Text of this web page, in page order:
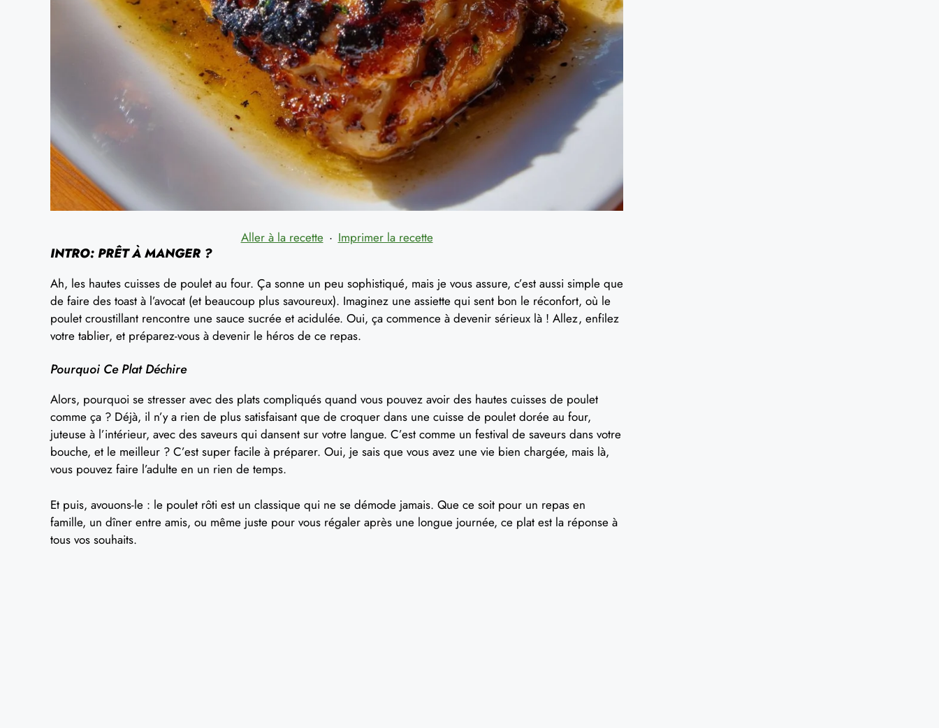
Aller à la recette · Imprimer la recette
INTRO: PRÊT À MANGER ?
Ah, les hautes cuisses de poulet au four. Ça sonne un peu sophistiqué, mais je vous assure, c’est aussi simple que
de faire des toast à l’avocat (et beaucoup plus savoureux). Imaginez une assiette qui sent bon le réconfort, où le
poulet croustillant rencontre une sauce sucrée et acidulée. Oui, ça commence à devenir sérieux là ! Allez, enfilez
votre tablier, et préparez-vous à devenir le héros de ce repas.
Pourquoi Ce Plat Déchire
Alors, pourquoi se stresser avec des plats compliqués quand vous pouvez avoir des hautes cuisses de poulet
comme ça ? Déjà, il n’y a rien de plus satisfaisant que de croquer dans une cuisse de poulet dorée au four,
juteuse à l’intérieur, avec des saveurs qui dansent sur votre langue. C’est comme un festival de saveurs dans votre
bouche, et le meilleur ? C’est super facile à préparer. Oui, je sais que vous avez une vie bien chargée, mais là,
vous pouvez faire l’adulte en un rien de temps.
Et puis, avouons-le : le poulet rôti est un classique qui ne se démode jamais. Que ce soit pour un repas en
famille, un dîner entre amis, ou même juste pour vous régaler après une longue journée, ce plat est la réponse à
tous vos souhaits.